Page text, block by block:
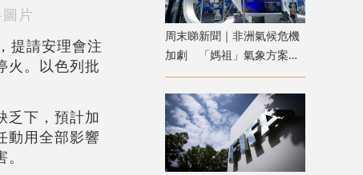
片
提請安理會注
火。以色列批
乏下，預計加
動用全部影響
周末睇新聞｜非洲氣候危機
加劇 「媽祖」氣象方案助
力提升防災韌性